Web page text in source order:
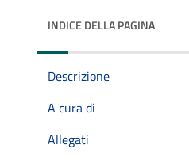
INDICE DELLA PAGINA
Descrizione
A cura di
Allegati